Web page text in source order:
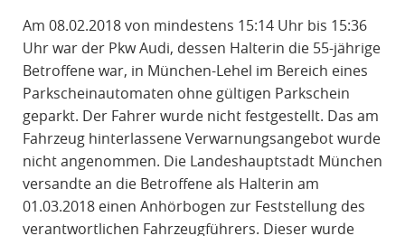
Am 08.02.2018 von mindestens 15:14 Uhr bis 15:36
Uhr war der Pkw Audi, dessen Halterin die 55-jährige
Betroffene war, in München-Lehel im Bereich eines
Parkscheinautomaten ohne gültigen Parkschein
geparkt. Der Fahrer wurde nicht festgestellt. Das am
Fahrzeug hinterlassene Verwarnungsangebot wurde
nicht angenommen. Die Landeshauptstadt München
versandte an die Betroffene als Halterin am
01.03.2018 einen Anhörbogen zur Feststellung des
verantwortlichen Fahrzeugführers. Dieser wurde